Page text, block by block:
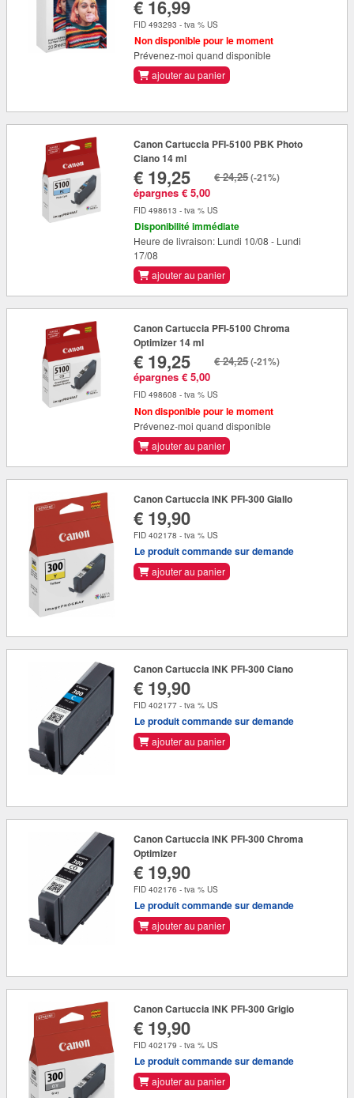
€ 16,99
FID 493293 - tva % US
Non disponible pour le moment
Prévenez-moi quand disponible
ajouter au panier
Canon Cartuccia PFI-5100 PBK Photo
Ciano 14 ml
€ 19,25
épargnes € 5,00
€ 24,25(-21%)
FID 498613 - tva % US
Disponibilité immédiate
Heure de livraison: Lundi 10/08 - Lundi
17/08
ajouter au panier
Canon Cartuccia PFI-5100 Chroma
Optimizer 14 ml
€ 19,25
épargnes € 5,00
€ 24,25(-21%)
FID 498608 - tva % US
Non disponible pour le moment
Prévenez-moi quand disponible
ajouter au panier
Canon Cartuccia INK PFI-300 Giallo
€ 19,90
FID 402178 - tva % US
Le produit commande sur demande
ajouter au panier
Canon Cartuccia INK PFI-300 Ciano
€ 19,90
FID 402177 - tva % US
Le produit commande sur demande
ajouter au panier
Canon Cartuccia INK PFI-300 Chroma
Optimizer
€ 19,90
FID 402176 - tva % US
Le produit commande sur demande
ajouter au panier
Canon Cartuccia INK PFI-300 Grigio
€ 19,90
FID 402179 - tva % US
Le produit commande sur demande
ajouter au panier